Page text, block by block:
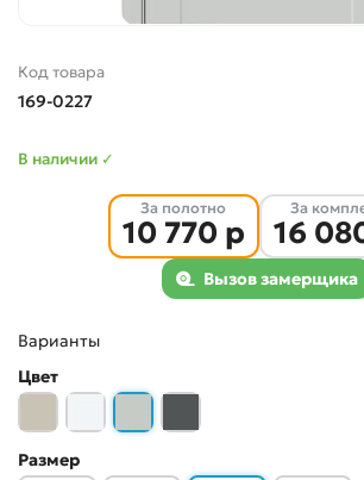
Код товара
169-0227
В наличии ✓
За полотно
10 770 р
За
16
Вызов замерщика
Варианты
Цвет
Размер